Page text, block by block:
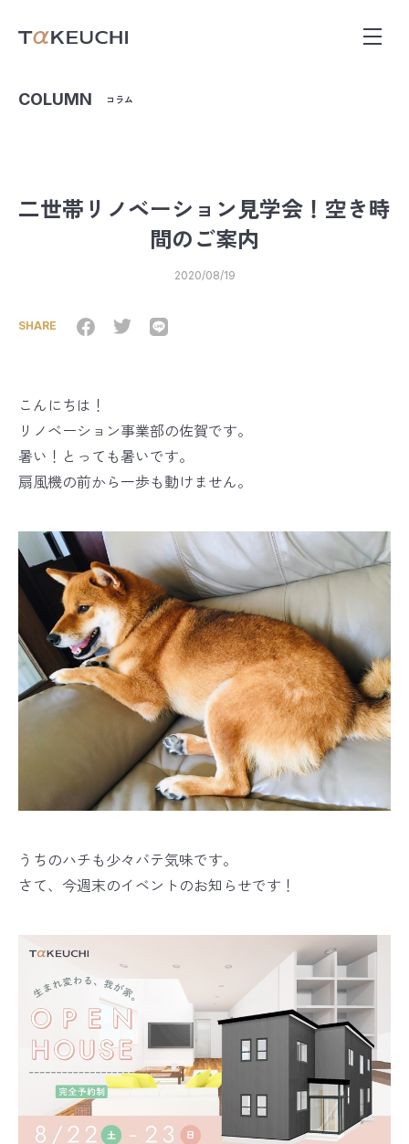
COLUMN コラム
二世帯リノベーション見学会！空き時
間のご案内
2020/08/19
SHARE
こんにちは！
リノベーション事業部の佐賀です。
暑い！とっても暑いです。
扇風機の前から一歩も動けません。
うちのハチも少々バテ気味です。
さて、今週末のイベントのお知らせです！